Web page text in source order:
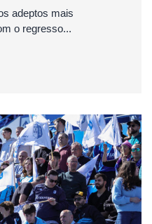
adeptos mais
o regresso...